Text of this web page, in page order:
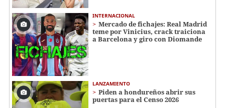
INTERNACIONAL
Mercado de fichajes: Real Madrid
teme por Vinicius, crack traiciona
a Barcelona y giro con Diomande
LANZAMIENTO
Piden a hondureños abrir sus
puertas para el Censo 2026